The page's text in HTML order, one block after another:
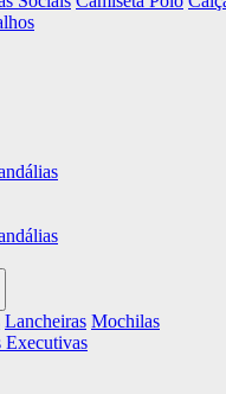
Lancheiras Mochilas
Executivas